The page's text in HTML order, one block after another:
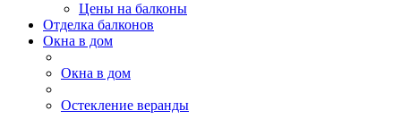
Цены на балконы
Отделка балконов
Окна в дом
Окна в дом
Остекление веранды